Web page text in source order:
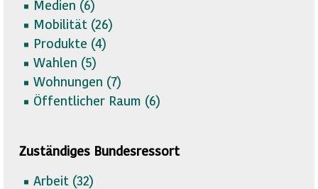
Medien (6)
Mobilität (26)
Produkte (4)
Wahlen (5)
Wohnungen (7)
Öffentlicher Raum (6)
Zuständiges Bundesressort
Arbeit (32)